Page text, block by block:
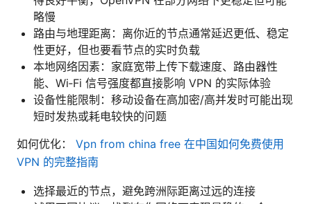
略慢
路由与地理距离：离你近的节点通常延迟更低、稳定
性更好，但也要看节点的实时负载
本地网络因素：家庭宽带上传下载速度、路由器性
能、Wi‑Fi 信号强度都直接影响 VPN 的实际体验
设备性能限制：移动设备在高加密/高并发时可能出现
短时发热或耗电较快的问题
如何优化： Vpn from china free 在中国如何免费使用
VPN 的完整指南
选择最近的节点，避免跨洲际距离过远的连接